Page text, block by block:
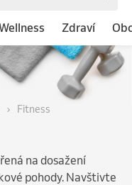
Zdraví
Fitness
na dosažení
pohody. Navštivte